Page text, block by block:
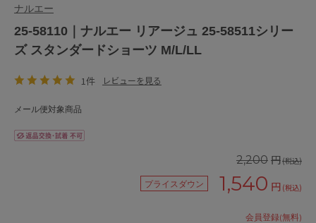
ナルエー
25-58110｜ナルエー リアージュ 25-58511シリー
ズ スタンダードショーツ M/L/LL
1件 レビューを見る
メール便対象商品
2,200 円(税込)
プライスダウン 1,540 円 (税込)
会員登録(無料)